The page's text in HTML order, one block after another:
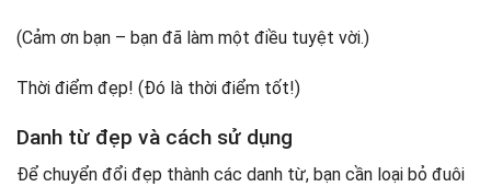
(Cảm ơn bạn – bạn đã làm một điều tuyệt vời.)
Thời điểm đẹp! (Đó là thời điểm tốt!)
Danh từ đẹp và cách sử dụng
Để chuyển đổi đẹp thành các danh từ, bạn cần loại bỏ đuôi